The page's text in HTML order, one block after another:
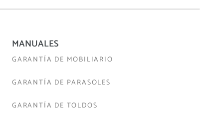
MANUALES
GARANTÍA DE MOBILIARIO
GARANTÍA DE PARASOLES
GARANTÍA DE TOLDOS